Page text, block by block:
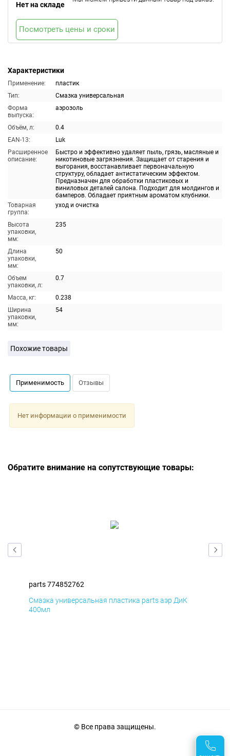
Характеристики
Применение:
пластик
Тип:
Смазка универсальная
Форма
выпуска:
аэрозоль
Объём, л:
0.4
EAN-13:
Luk
Расширенное
описание:
Быстро и эффективно удаляет пыль, грязь, масляные и
никотиновые загрязнения. Защищает от старения и
выгорания, восстанавливает первоначальную
структуру, обладает антистатическим эффектом.
Предназначен для обработки пластиковых и
виниловых деталей салона. Подходит для молдингов и
бамперов. Обладает приятным ароматом клубники.
Товарная
группа:
уход и очистка
Высота
упаковки,
мм:
235
Длина
упаковки,
мм:
50
Объем
упаковки, л:
0.7
Масса, кг:
0.238
Ширина
упаковки,
мм:
54
Нет на складе
Посмотреть цены и сроки
Похожие товары
Применимость Отзывы
Нет информации о применимости
Обратите внимание на сопутствующие товары:
parts 774852762
Смазка универсальная пластика parts аэр ДиК
400мл
© Все права защищены.